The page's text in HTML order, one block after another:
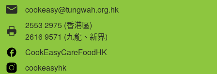
cookeasy@tungwah.org.hk
2553 2975 (香港區)
2616 9571 (九龍、新界)
CookEasyCareFoodHK
cookeasyhk